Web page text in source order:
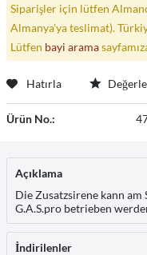
Siparişler için lütfen
Almanya'ya teslimat).
Lütfen bayi arama
Hatırla
Ürün No.:
Açıklama
Die Zusatzsirene kann
G.A.S.pro betrieben
İndirilenler